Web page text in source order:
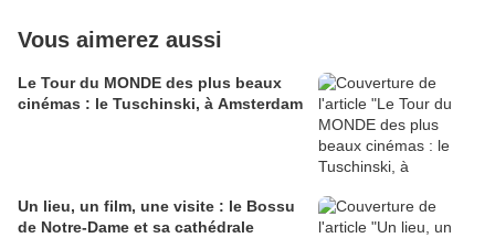
Vous aimerez aussi
Le Tour du MONDE des plus beaux
cinémas : le Tuschinski, à Amsterdam
Un lieu, un film, une visite : le Bossu
de Notre-Dame et sa cathédrale